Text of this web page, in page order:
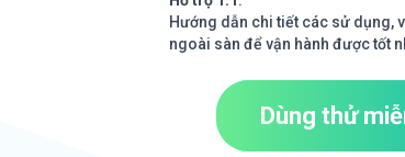
Hướng dẫn chi tiết các sử dụng,
ngoài sàn để vận hành được tốt
Dùng thử